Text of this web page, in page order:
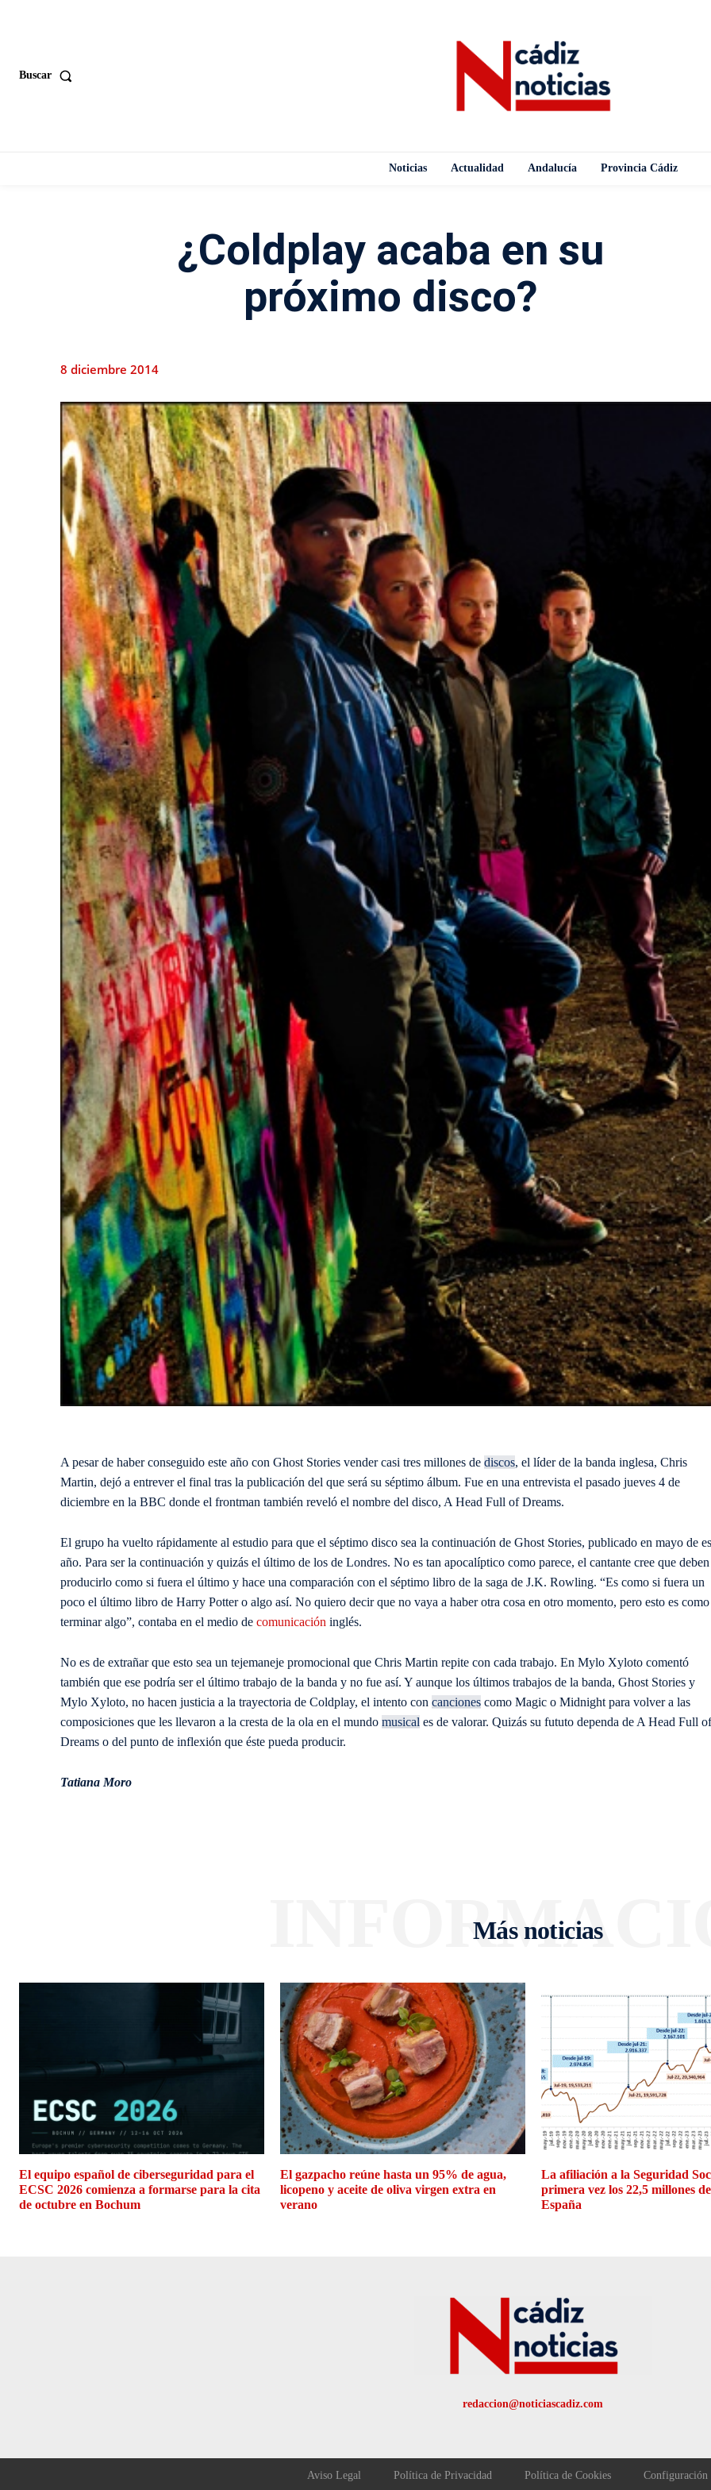
Buscar
Noticias Actualidad Andalucía Provincia Cádiz
¿Coldplay acaba en su
próximo disco?
8 diciembre 2014
A pesar de haber conseguido este año con Ghost Stories vender casi tres millones de discos, el líder de la banda inglesa, Chris
Martin, dejó a entrever el final tras la publicación del que será su séptimo álbum. Fue en una entrevista el pasado jueves 4 de
diciembre en la BBC donde el frontman también reveló el nombre del disco, A Head Full of Dreams.
El grupo ha vuelto rápidamente al estudio para que el séptimo disco sea la continuación de Ghost Stories, publicado en mayo de
año. Para ser la continuación y quizás el último de los de Londres. No es tan apocalíptico como parece, el cantante cree que deben
producirlo como si fuera el último y hace una comparación con el séptimo libro de la saga de J.K. Rowling. “Es como si fuera un
poco el último libro de Harry Potter o algo así. No quiero decir que no vaya a haber otra cosa en otro momento, pero esto es como
terminar algo”, contaba en el medio de comunicación inglés.
No es de extrañar que esto sea un tejemaneje promocional que Chris Martin repite con cada trabajo. En Mylo Xyloto comentó
también que ese podría ser el último trabajo de la banda y no fue así. Y aunque los últimos trabajos de la banda, Ghost Stories y
Mylo Xyloto, no hacen justicia a la trayectoria de Coldplay, el intento con canciones como Magic o Midnight para volver a las
composiciones que les llevaron a la cresta de la ola en el mundo musical es de valorar. Quizás su fututo dependa de A Head Full of
Dreams o del punto de inflexión que éste pueda producir.
Tatiana Moro
Más noticias
El equipo español de ciberseguridad para el
ECSC 2026 comienza a formarse para la cita
de octubre en Bochum
El gazpacho reúne hasta un 95% de agua,
licopeno y aceite de oliva virgen extra en
verano
La afiliación a la Seguridad
primera vez los 22,5 millones
España
redaccion@noticiascadiz.com
Aviso Legal Política de Privacidad Política de Cookies Configuración